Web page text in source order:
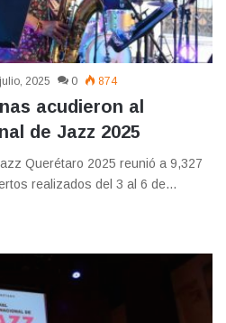
2025 0 874
acudieron al
de Jazz 2025
Querétaro 2025 reunió a 9,327
realizados del 3 al 6 de…